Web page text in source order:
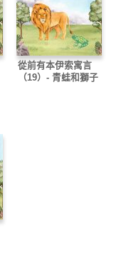
從前有本伊索寓言
（19）- 青蛙和獅子